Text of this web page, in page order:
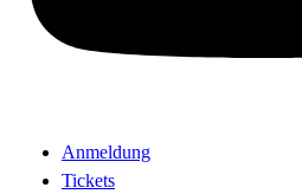
Anmeldung
Tickets